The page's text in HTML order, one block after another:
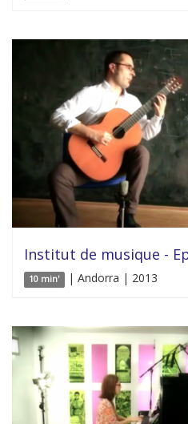
Institut de musique -
10 min' | Andorra | 2013